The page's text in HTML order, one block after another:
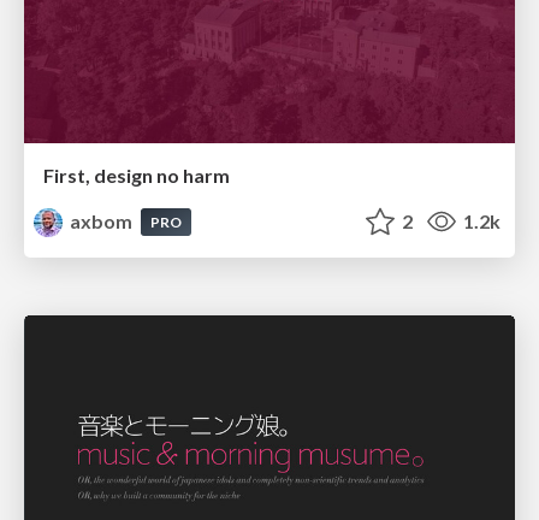
First, design no harm
axbom
PRO 2 1.2k